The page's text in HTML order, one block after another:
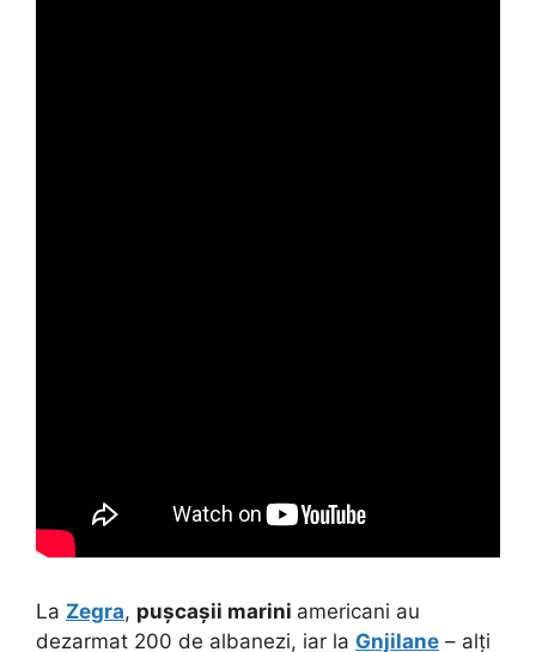
La Zegra, pușcașii marini americani au
dezarmat 200 de albanezi, iar la Gnjilane – alți